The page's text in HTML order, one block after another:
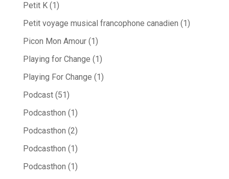
Petit K(1)
Petit voyage musical francophone canadien (1)
Picon Mon Amour(1)
Playing for Change (1)
Playing For Change (1)
Podcast(51)
Podcasthon (1)
Podcasthon (2)
Podcasthon (1)
Podcasthon (1)